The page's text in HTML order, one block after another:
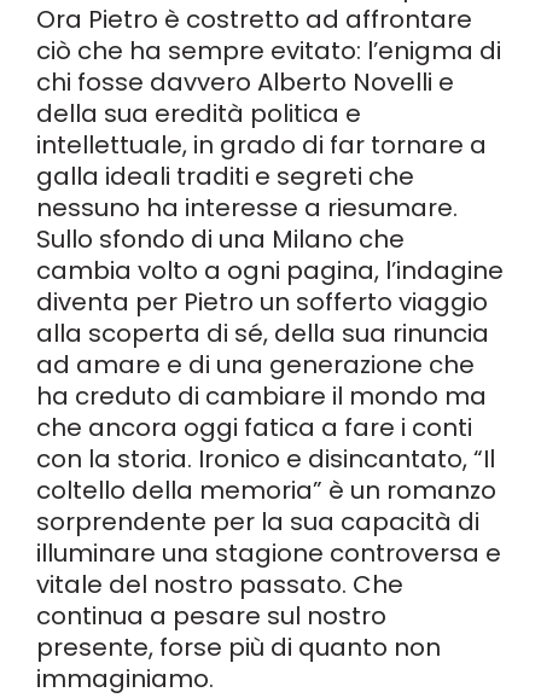
Ora Pietro è costretto ad affrontare
ciò che ha sempre evitato: l’enigma di
chi fosse davvero Alberto Novelli e
della sua eredità politica e
intellettuale, in grado di far tornare a
galla ideali traditi e segreti che
nessuno ha interesse a riesumare.
Sullo sfondo di una Milano che
cambia volto a ogni pagina, l’indagine
diventa per Pietro un sofferto viaggio
alla scoperta di sé, della sua rinuncia
ad amare e di una generazione che
ha creduto di cambiare il mondo ma
che ancora oggi fatica a fare i conti
con la storia. Ironico e disincantato, “Il
coltello della memoria” è un romanzo
sorprendente per la sua capacità di
illuminare una stagione controversa e
vitale del nostro passato. Che
continua a pesare sul nostro
presente, forse più di quanto non
immaginiamo.